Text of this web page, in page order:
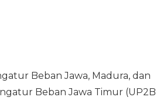
Beban Jawa, Madura, dan
Beban Jawa Timur (UP2B